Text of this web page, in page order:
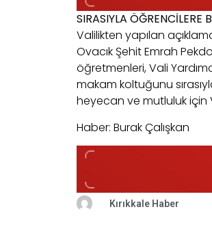
SIRASIYLA ÖĞRENCİLERE
Valilikten yapılan
Ovacık Şehit Emrah
öğretmenleri, Vali
makam koltuğunu
heyecan ve mutluluk için
Haber: Burak Çalışkan
Kırıkkale Haber